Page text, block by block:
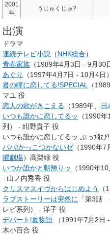
2001
年
うじゅくじゅ?
出演
ドラマ
連続テレビ小説 （NHK総合）
青春家族 （1989年4月3日 - 9月30
あぐり
（1997年4月7日 - 10月4日
君の瞳に恋してる!SPECIAL （
マユ 役
恋人の歌がきこえる （1989年、 日
いつも誰かに恋してるッ
（1990
列） - 紺野貴子 役
いつも誰かに恋してるッ ぶっ飛び
パパ!かっこつかないゼ（1990年7
曜劇場）高梨緑 役
いつか誰かと朝帰りッ
（1990年
- 山ノ内秀香 役
クリスマスイヴからはじめよう
ラブストーリーは突然に 「第3話
レビ系列） - 洋子 役
デパート!夏物語 （1991年7月2日 -
木小百合 役